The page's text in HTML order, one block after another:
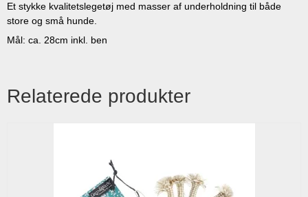
Et stykke kvalitetslegetøj med masser af underholdning til både
store og små hunde.
Mål: ca. 28cm inkl. ben
Relaterede produkter